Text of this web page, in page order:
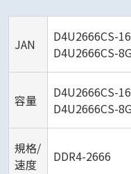
JAN
D4U2666CS-
D4U2666CS-
容量
D4U2666CS-
D4U2666CS-
規格/
速度
DDR4-2666